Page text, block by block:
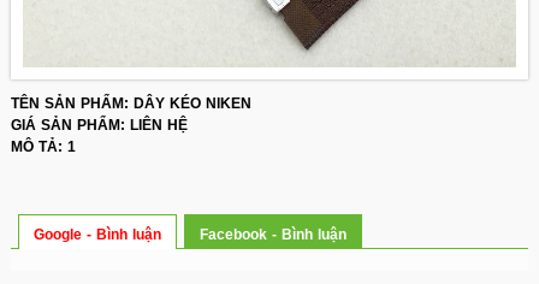
TÊN SẢN PHẨM: DÂY KÉO NIKEN
GIÁ SẢN PHẨM: LIÊN HỆ
MÔ TẢ: 1
Google - Bình luận Facebook - Bình luận